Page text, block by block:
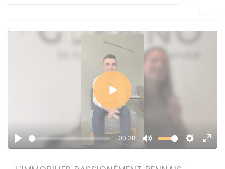
Play
-00:28
Mute Settings
Enter
Play